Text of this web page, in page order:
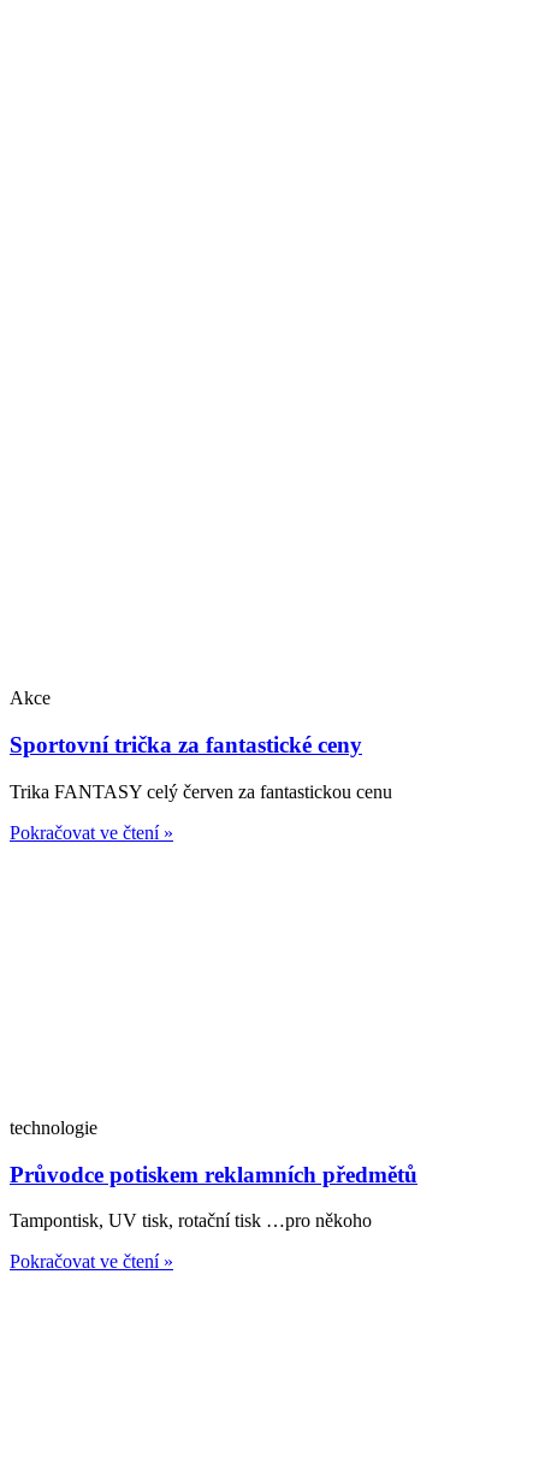
Akce
Sportovní trička za fantastické ceny
Trika FANTASY celý červen za fantastickou cenu
Pokračovat ve čtení »
technologie
Průvodce potiskem reklamních předmětů
Tampontisk, UV tisk, rotační tisk …pro někoho
Pokračovat ve čtení »